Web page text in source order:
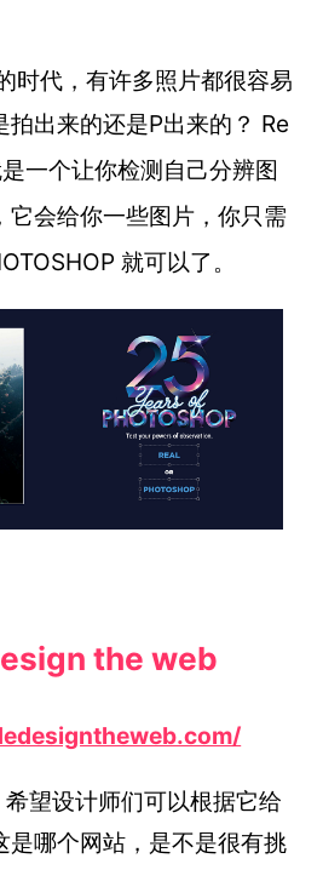
时代，有许多照片都很容易
出来的还是P出来的？ Re
一个让你检测自己分辨图
它会给你一些图片，你只需
就可以了。
the web
望设计师们可以根据它给
是哪个网站，是不是很有挑